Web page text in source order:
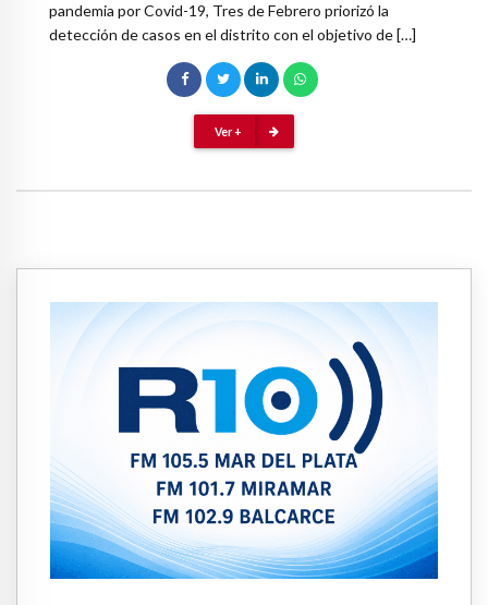
pandemia por Covid-19, Tres de Febrero priorizó la
detección de casos en el distrito con el objetivo de […]
Ver +